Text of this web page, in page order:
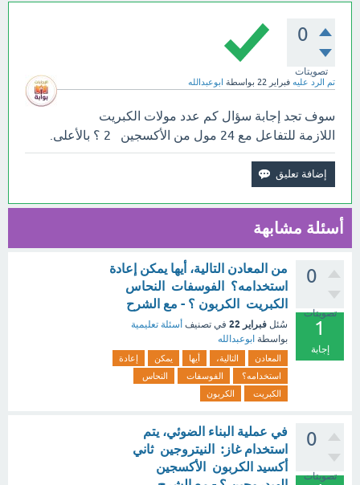
0
تصويتات
تم الرد عليه فبراير 22 بواسطة ابوعبدالله
سوف تجد إجابة سؤال كم عدد مولات الكبريت
اللازمة للتفاعل مع 24 مول من الأكسجين 2 ؟ بالأعلى.
أسئلة مشابهة
0
تصويتات
1
إجابة
من المعادن التالية، أيها يمكن إعادة
استخدامه؟ الفوسفات النحاس
الكبريت الكربون ؟ - مع الشرح
سُئل فبراير 22 في تصنيف أسئلة تعليمية
بواسطة ابوعبدالله
المعادن التالية، أيها يمكن
إعادة
استخدامه؟
الفوسفات
النحاس
الكبريت
الكربون
0
تصويتات
في عملية البناء الضوئي، يتم
استخدام غاز: النيتروجين ثاني
أكسيد الكربون الأكسجين